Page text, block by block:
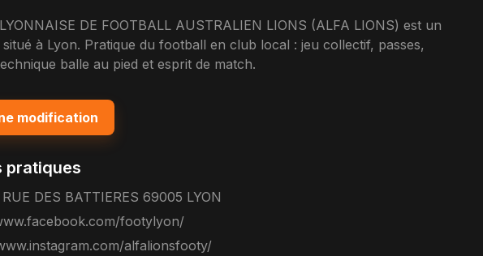
DE FOOTBALL AUSTRALIEN LIONS (ALFA LIONS) est un
à Lyon. Pratique du football en club local : jeu collectif, passes,
balle au pied et esprit de match.
modification
pratiques
DES BATTIERES 69005 LYON
footylyon/
alfalionsfooty/